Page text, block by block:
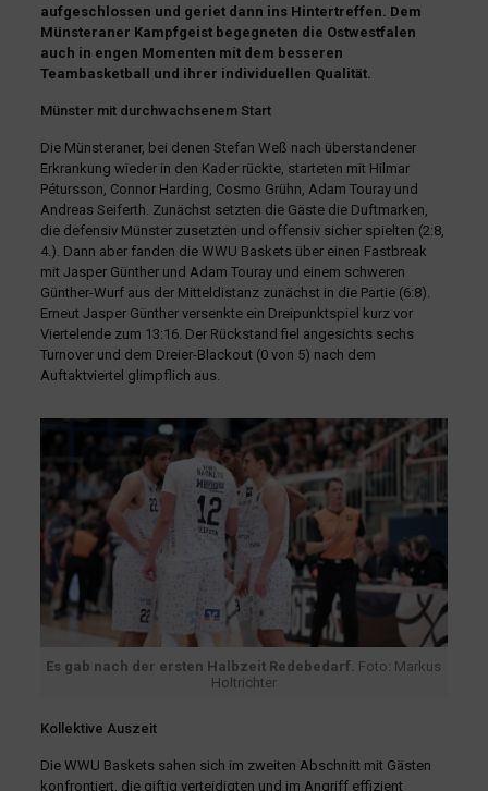
aufgeschlossen und geriet dann ins Hintertreffen. Dem
Münsteraner Kampfgeist begegneten die Ostwestfalen
auch in engen Momenten mit dem besseren
Teambasketball und ihrer individuellen Qualität.
Münster mit durchwachsenem Start
Die Münsteraner, bei denen Stefan Weß nach überstandener
Erkrankung wieder in den Kader rückte, starteten mit Hilmar
Pétursson, Connor Harding, Cosmo Grühn, Adam Touray und
Andreas Seiferth. Zunächst setzten die Gäste die Duftmarken,
die defensiv Münster zusetzten und offensiv sicher spielten (2:8,
4.). Dann aber fanden die WWU Baskets über einen Fastbreak
mit Jasper Günther und Adam Touray und einem schweren
Günther-Wurf aus der Mitteldistanz zunächst in die Partie (6:8).
Erneut Jasper Günther versenkte ein Dreipunktspiel kurz vor
Viertelende zum 13:16. Der Rückstand fiel angesichts sechs
Turnover und dem Dreier-Blackout (0 von 5) nach dem
Auftaktviertel glimpflich aus.
Es gab nach der ersten Halbzeit Redebedarf. Foto: Markus
Holtrichter
Kollektive Auszeit
Die WWU Baskets sahen sich im zweiten Abschnitt mit Gästen
konfrontiert, die giftig verteidigten und im Angriff effizient